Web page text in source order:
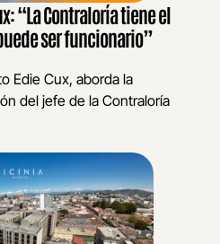
“La Contraloría tiene el
ser funcionario”
Edie Cux, aborda la
del jefe de la Contraloría